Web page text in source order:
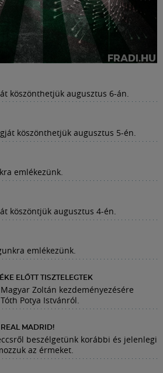
köszönthetjük augusztus 6-án.
köszönthetjük augusztus 5-én.
emlékezünk.
köszöntjük augusztus 4-én.
emlékezünk.
ELŐTT TISZTELEGTEK
Zoltán kezdeményezésére
Potya Istvánról.
MADRID!
beszélgetünk korábbi és jelenlegi
az érmeket.